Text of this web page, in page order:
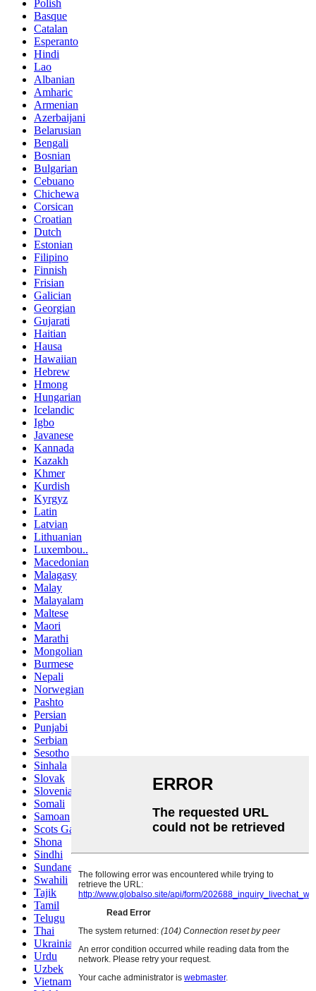
Polish
Basque
Catalan
Esperanto
Hindi
Lao
Albanian
Amharic
Armenian
Azerbaijani
Belarusian
Bengali
Bosnian
Bulgarian
Cebuano
Chichewa
Corsican
Croatian
Dutch
Estonian
Filipino
Finnish
Frisian
Galician
Georgian
Gujarati
Haitian
Hausa
Hawaiian
Hebrew
Hmong
Hungarian
Icelandic
Igbo
Javanese
Kannada
Kazakh
Khmer
Kurdish
Kyrgyz
Latin
Latvian
Lithuanian
Luxembou..
Macedonian
Malagasy
Malay
Malayalam
Maltese
Maori
Marathi
Mongolian
Burmese
Nepali
Norwegian
Pashto
Persian
Punjabi
Serbian
Sesotho
Sinhala
Slovak
Slovenian
Somali
Samoan
Scots Gaelic
Shona
Sindhi
Sundanese
Swahili
Tajik
Tamil
Telugu
Thai
Ukrainian
Urdu
Uzbek
Vietnamese